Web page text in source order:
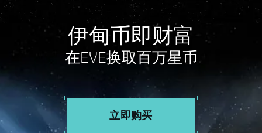
伊甸币即财富
在EVE换取百万星币
立即购买